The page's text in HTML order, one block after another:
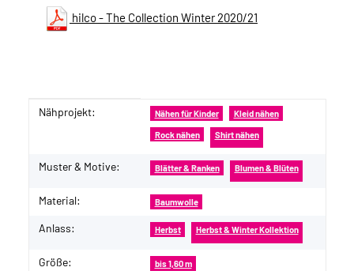
hilco - The Collection Winter 2020/21
Produkteigenschaft
Wert
Nähprojekt: Nähen für Kinder Kleid nähen
Rock nähen Shirt nähen
Muster & Motive: Blätter & Ranken Blumen & Blüten
Material: Baumwolle
Anlass: Herbst Herbst & Winter Kollektion
Größe: bis 1,60 m